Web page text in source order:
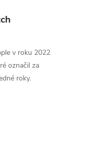
v roku 2022
označil za
roky.